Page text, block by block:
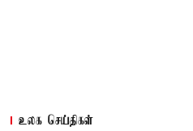
உலக செய்திகள்